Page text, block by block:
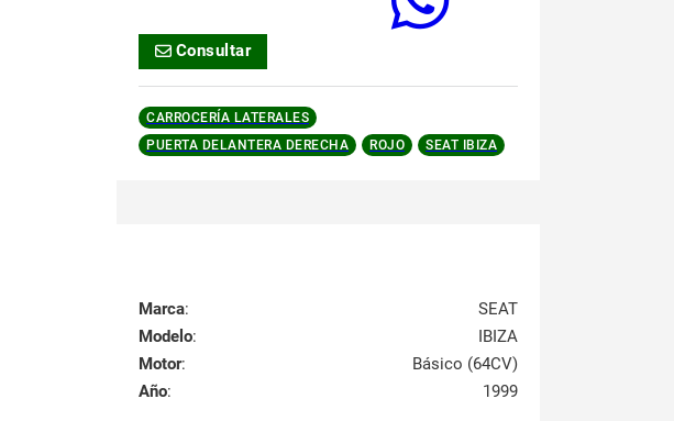
Consultar
CARROCERÍA LATERALES
PUERTA DELANTERA DERECHA
ROJO SEAT IBIZA
Marca:
SEAT
Modelo:
IBIZA
Motor:
Básico (64CV)
Año: 1999